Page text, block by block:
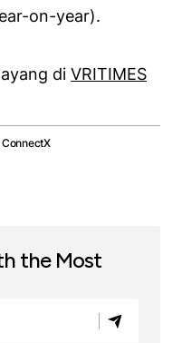
on-year).
di VRITIMES
the Most